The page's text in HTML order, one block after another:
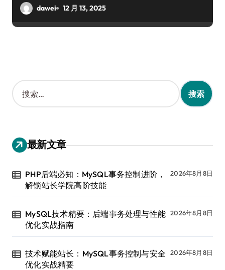
dawei 12 月 13, 2025
搜
索
：
最新文章
PHP后端必知：MySQL事务控制进阶，
解锁站长学院高阶技能
2026年8月8日
MySQL技术精要：后端事务处理与性能
优化实战指南
2026年8月8日
技术赋能站长：MySQL事务控制与安全
优化实战精要
2026年8月8日